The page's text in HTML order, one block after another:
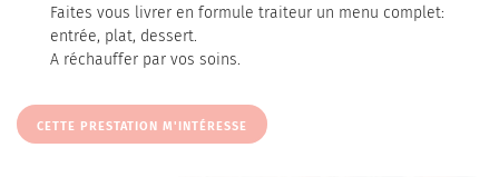
Adresse email de réception
En cochant cette case, vous consentez à recevoir nos propositions commerciales à
INSCRIPTION
Faites vous livrer en formule traiteur un menu complet:
entrée, plat, dessert.
A réchauffer par vos soins.
CETTE PRESTATION M'INTÉRESSE